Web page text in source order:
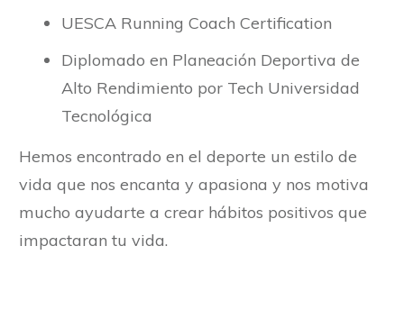
UESCA Running Coach Certification
Diplomado en Planeación Deportiva de
Alto Rendimiento por Tech Universidad
Tecnológica
Hemos encontrado en el deporte un estilo de
vida que nos encanta y apasiona y nos motiva
mucho ayudarte a crear hábitos positivos que
impactaran tu vida.